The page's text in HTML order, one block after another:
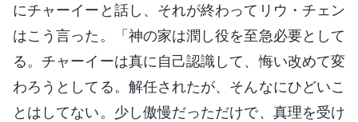
にチャーイーと話し、それが終わってリウ・チェン
はこう言った。「神の家は潤し役を至急必要として
る。チャーイーは真に自己認識して、悔い改めて変
わろうとしてる。解任されたが、そんなにひどいこ
とはしてない。少し傲慢だっただけで、真理を受け